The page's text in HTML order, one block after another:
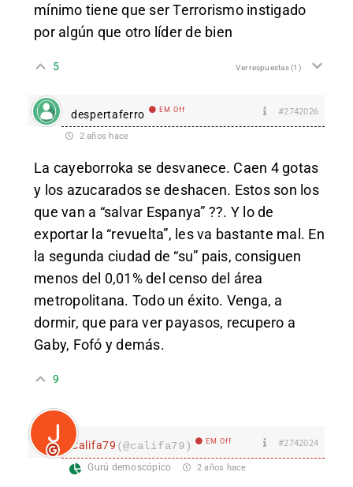
mínimo tiene que ser Terrorismo instigado
por algún que otro líder de bien
5 Ver respuestas(1)
despertaferro EM Off #2742026
2 años hace
La cayeborroka se desvanece. Caen 4 gotas
y los azucarados se deshacen. Estos son los
que van a “salvar Espanya” ??. Y lo de
exportar la “revuelta”, les va bastante mal. En
la segunda ciudad de “su” pais, consiguen
menos del 0,01% del censo del área
metropolitana. Todo un éxito. Venga, a
dormir, que para ver payasos, recupero a
Gaby, Fofó y demás.
9
Califa79 (@califa79) EM Off #2742024
Gurú demoscópico 2 años hace